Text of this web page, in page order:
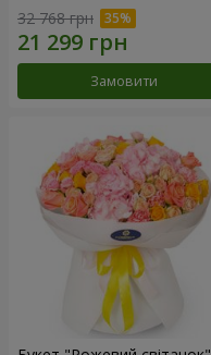
32 768 грн
Замовити